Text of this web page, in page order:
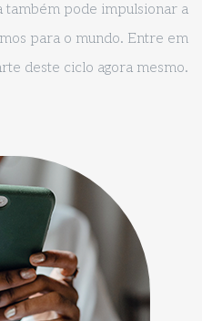
também pode impulsionar a
para o mundo. Entre em
deste ciclo agora mesmo.